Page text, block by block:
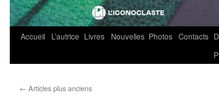
Aller
Accueil L’autrice Livres Nouvelles Photos Contacts
← Articles plus anciens